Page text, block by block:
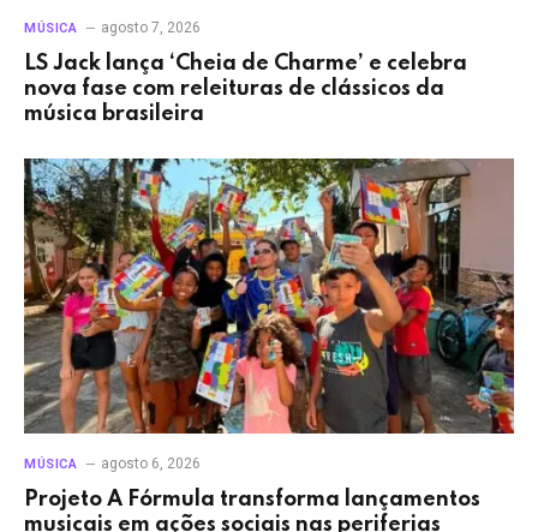
MÚSICA agosto 7, 2026
LS Jack lança ‘Cheia de Charme’ e celebra
nova fase com releituras de clássicos da
música brasileira
MÚSICA agosto 6, 2026
Projeto A Fórmula transforma lançamentos
musicais em ações sociais nas periferias